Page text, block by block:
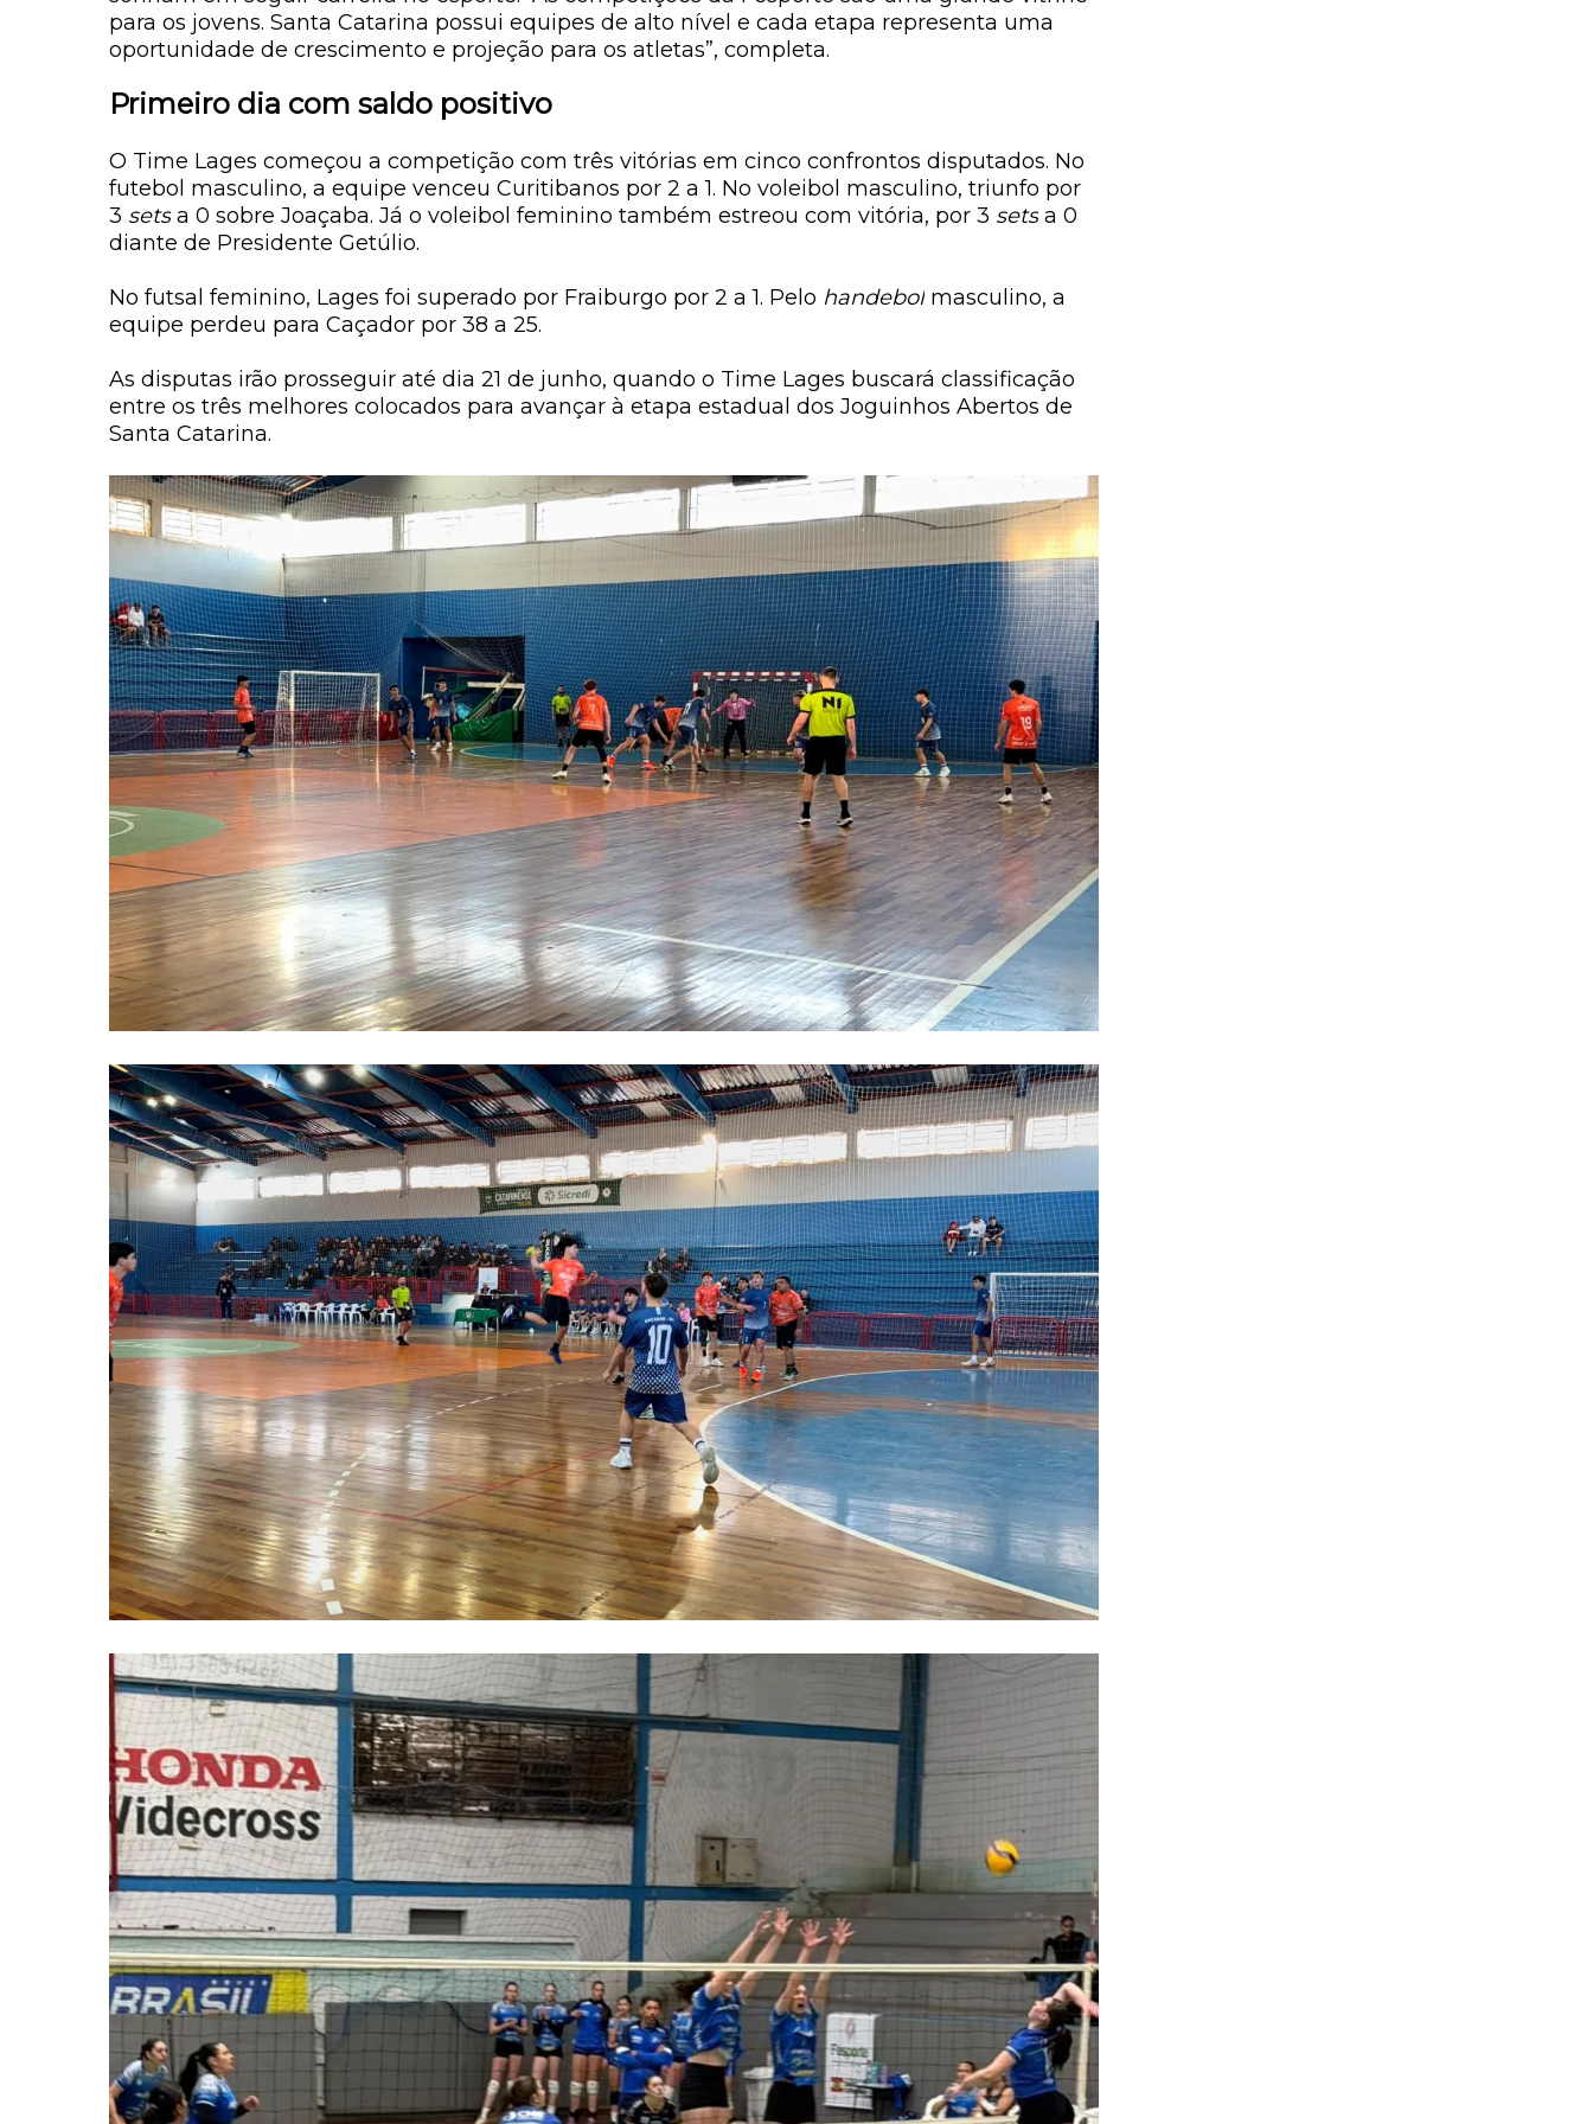
para os jovens. Santa Catarina possui equipes de alto nível e cada etapa representa uma
oportunidade de crescimento e projeção para os atletas”, completa.
Primeiro dia com saldo positivo
O Time Lages começou a competição com três vitórias em cinco confrontos disputados. No
futebol masculino, a equipe venceu Curitibanos por 2 a 1. No voleibol masculino, triunfo por
3 sets a 0 sobre Joaçaba. Já o voleibol feminino também estreou com vitória, por 3 sets a 0
diante de Presidente Getúlio.
No futsal feminino, Lages foi superado por Fraiburgo por 2 a 1. Pelo handebol masculino, a
equipe perdeu para Caçador por 38 a 25.
As disputas irão prosseguir até dia 21 de junho, quando o Time Lages buscará classificação
entre os três melhores colocados para avançar à etapa estadual dos Joguinhos Abertos de
Santa Catarina.